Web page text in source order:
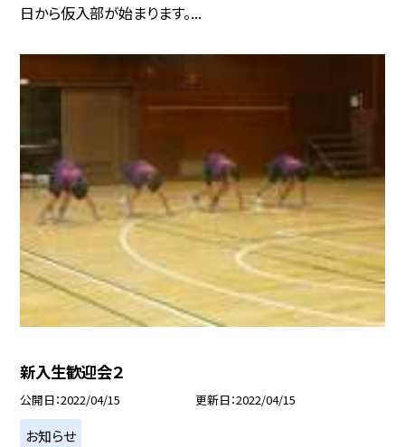
日から仮入部が始まります。...
新入生歓迎会２
公開日 2022/04/15 更新日 2022/04/15
お知らせ